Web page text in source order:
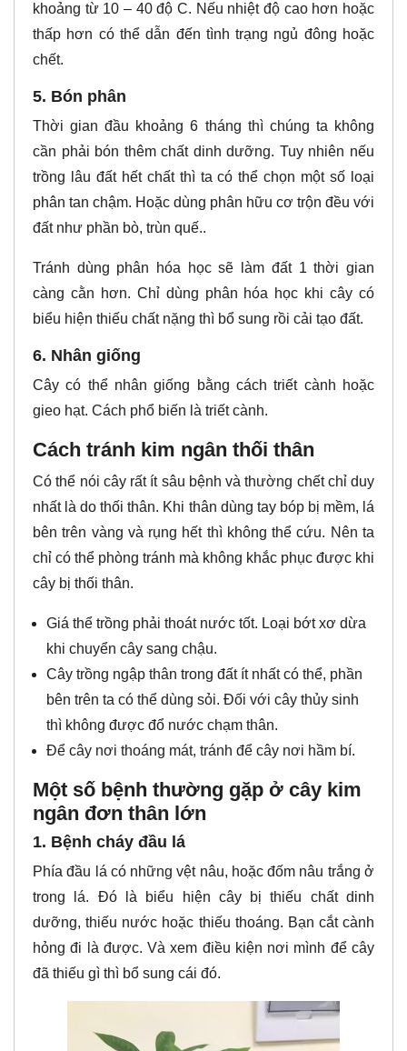
khoảng từ 10 – 40 độ C. Nếu nhiệt độ cao hơn hoặc
thấp hơn có thể dẫn đến tình trạng ngủ đông hoặc
chết.
5. Bón phân
Thời gian đầu khoảng 6 tháng thì chúng ta không
cần phải bón thêm chất dinh dưỡng. Tuy nhiên nếu
trồng lâu đất hết chất thì ta có thể chọn một số loại
phân tan chậm. Hoặc dùng phân hữu cơ trộn đều với
đất như phần bò, trùn quế..
Tránh dùng phân hóa học sẽ làm đất 1 thời gian
càng cằn hơn. Chỉ dùng phân hóa học khi cây có
biểu hiện thiếu chất nặng thì bổ sung rồi cải tạo đất.
6. Nhân giống
Cây có thể nhân giống bằng cách triết cành hoặc
gieo hạt. Cách phổ biến là triết cành.
Cách tránh kim ngân thối thân
Có thể nói cây rất ít sâu bệnh và thường chết chỉ duy
nhất là do thối thân. Khi thân dùng tay bóp bị mềm, lá
bên trên vàng và rụng hết thì không thể cứu. Nên ta
chỉ có thể phòng tránh mà không khắc phục được khi
cây bị thối thân.
Giá thể trồng phải thoát nước tốt. Loại bớt xơ dừa
khi chuyển cây sang chậu.
Cây trồng ngập thân trong đất ít nhất có thể, phần
bên trên ta có thể dùng sỏi. Đối với cây thủy sinh
thì không được đổ nước chạm thân.
Để cây nơi thoáng mát, tránh để cây nơi hầm bí.
Một số bệnh thường gặp ở cây kim
ngân đơn thân lớn
1. Bệnh cháy đầu lá
Phía đầu lá có những vệt nâu, hoặc đốm nâu trắng ở
trong lá. Đó là biểu hiện cây bị thiếu chất dinh
dưỡng, thiếu nước hoặc thiếu thoáng. Bạn cắt cành
hỏng đi là được. Và xem điều kiện nơi mình để cây
đã thiếu gì thì bổ sung cái đó.